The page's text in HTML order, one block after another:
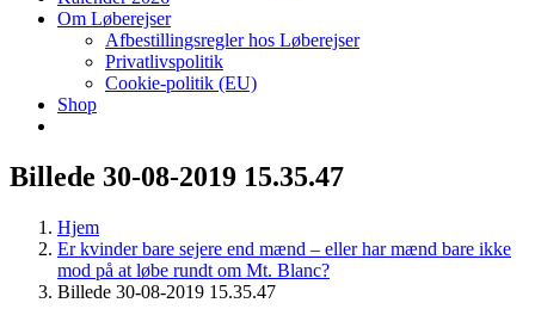
Om Løberejser
Afbestillingsregler hos Løberejser
Privatlivspolitik
Cookie-politik (EU)
Shop
Billede 30-08-2019 15.35.47
Hjem
Er kvinder bare sejere end mænd – eller har mænd bare ikke
mod på at løbe rundt om Mt. Blanc?
Billede 30-08-2019 15.35.47